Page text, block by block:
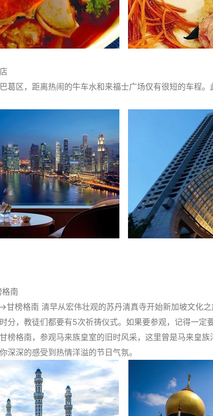
葛区，距离热闹的牛车水和来福士广场仅有很短的车程
南
甘榜格南 清早从宏伟壮观的苏丹清真寺开始新加坡文化
分，教徒们都要有5次祈祷仪式。如果要参观，记得一定
榜格南，参观马来族皇室的旧时风采，这里曾是马来皇
深深的感受到热情洋溢的节日气氛。